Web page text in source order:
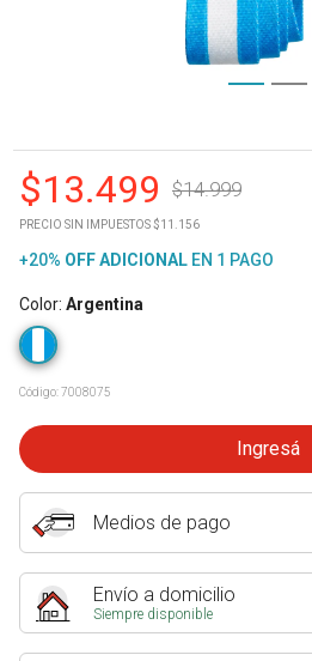
$13.499 $14.999
PRECIO SIN IMPUESTOS $11.156
+20% OFFADICIONAL EN 1 PAGO
Color: Argentina
Código:7008075
Ingresá
Medios de pago
Envío a domicilio
Siempre disponible